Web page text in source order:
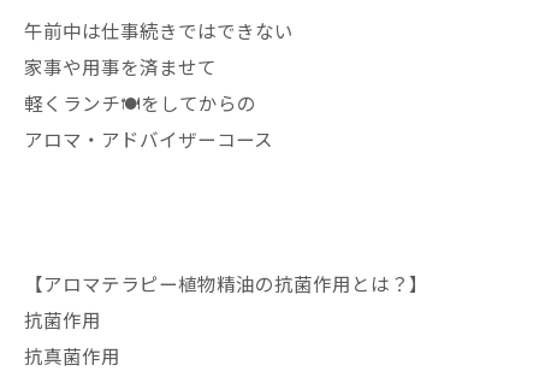
午前中は仕事続きではできない
家事や用事を済ませて
軽くランチ🍽️をしてからの
アロマ・アドバイザーコース
【アロマテラピー植物精油の抗菌作用とは？】
抗菌作用
抗真菌作用